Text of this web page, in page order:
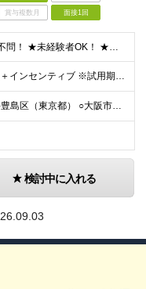
賞与複数月 面接1回
★学歴・経験、一切不問！ ★未経験者OK！ ★第二新卒も歓迎！ ＜人柄採用を実施中！＞ 弊社では、学歴や経験などは気にせず あなたの持ち前の人柄のみを重視しています。 堅苦しい雰囲気ではありません
⽉給30万円～50万円＋インセンティブ ※試⽤期間は2ケ⽉（正社員）⽉給25万円～ ☆インセンティブ有 ☆交通費全額支給
○新宿区（東京都） ○豊島区（東京都） ○大阪市（大阪府） ○福岡市（福岡県） ※あなたの経験やスキルに応じて面談時にて ご相談させていただきます。 ※研修先は、クライアント先での研修となります。
検討中に入れる